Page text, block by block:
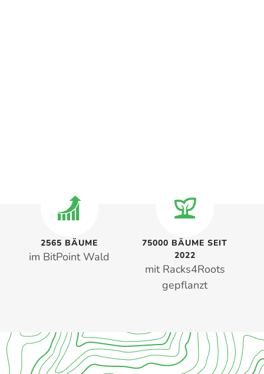
2565 BÄUME
im BitPoint Wald
75000 BÄUME SEIT
2022
mit Racks4Roots
gepflanzt